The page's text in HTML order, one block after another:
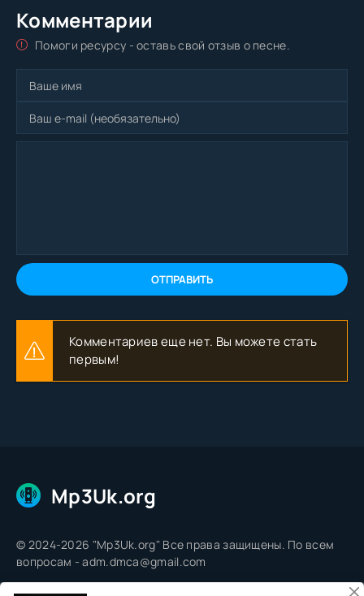
Комментарии
Помоги ресурсу - оставь свой отзыв о песне.
ОТПРАВИТЬ
Комментариев еще нет. Вы можете стать
первым!
Mp3Uk.org
© 2024-2026 "Mp3Uk.org" Все права защищены. По всем
вопросам - adm.dmca@gmail.com